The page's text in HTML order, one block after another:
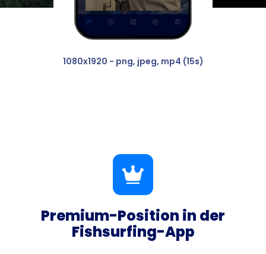
1080x1920 - png, jpeg, mp4 (15s)
Premium-Position in der
Fishsurfing-App